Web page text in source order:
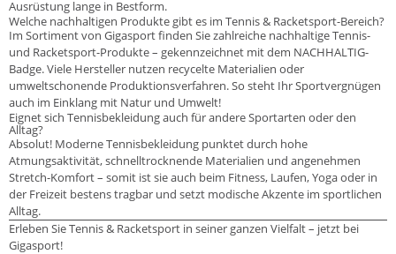
Ausrüstung lange in Bestform.
Welche nachhaltigen Produkte gibt es im Tennis & Racketsport-Bereich?
Im Sortiment von Gigasport finden Sie zahlreiche nachhaltige Tennis-
und Racketsport-Produkte – gekennzeichnet mit dem NACHHALTIG-
Badge. Viele Hersteller nutzen recycelte Materialien oder
umweltschonende Produktionsverfahren. So steht Ihr Sportvergnügen
auch im Einklang mit Natur und Umwelt!
Eignet sich Tennisbekleidung auch für andere Sportarten oder den
Alltag?
Absolut! Moderne Tennisbekleidung punktet durch hohe
Atmungsaktivität, schnelltrocknende Materialien und angenehmen
Stretch-Komfort – somit ist sie auch beim Fitness, Laufen, Yoga oder in
der Freizeit bestens tragbar und setzt modische Akzente im sportlichen
Alltag.
Erleben Sie Tennis & Racketsport in seiner ganzen Vielfalt – jetzt bei
Gigasport!